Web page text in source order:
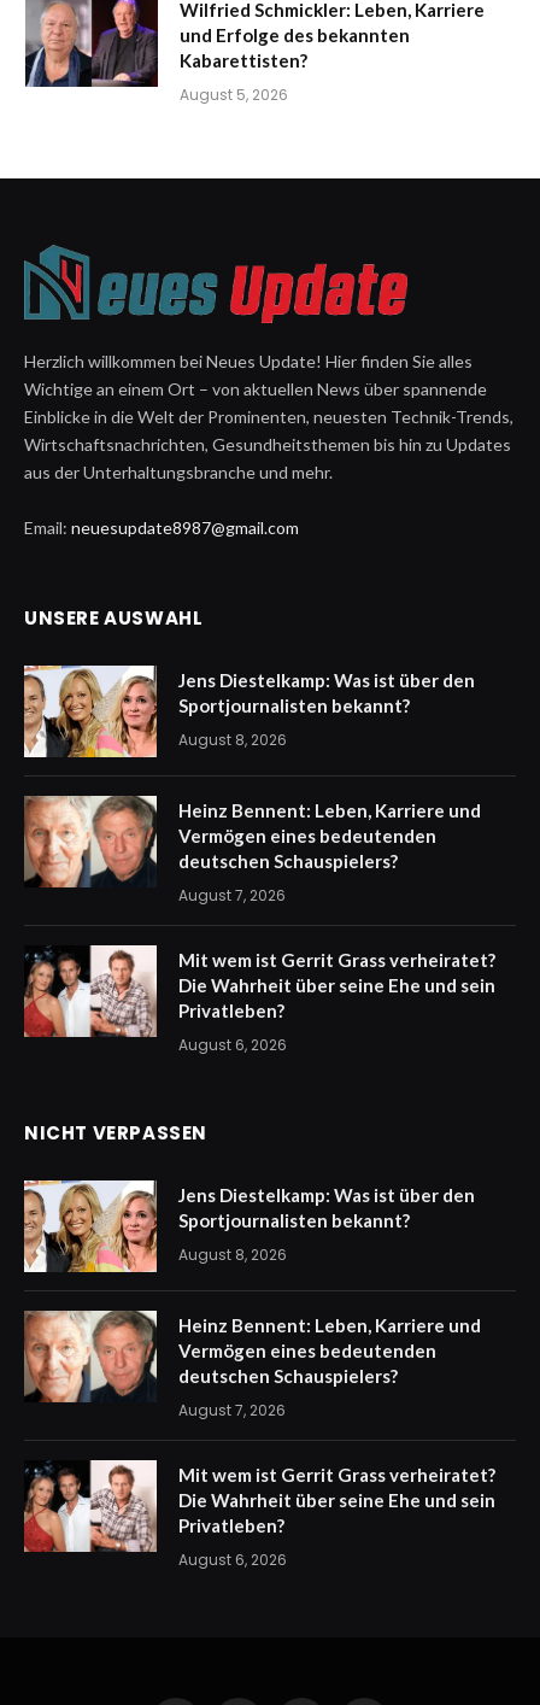
Wilfried Schmickler: Leben, Karriere
und Erfolge des bekannten
Kabarettisten?
August 5, 2026
Herzlich willkommen bei Neues Update! Hier finden Sie alles
Wichtige an einem Ort – von aktuellen News über spannende
Einblicke in die Welt der Prominenten, neuesten Technik-Trends,
Wirtschaftsnachrichten, Gesundheitsthemen bis hin zu Updates
aus der Unterhaltungsbranche und mehr.
Email: neuesupdate8987@gmail.com
UNSERE AUSWAHL
Jens Diestelkamp: Was ist über den
Sportjournalisten bekannt?
August 8, 2026
Heinz Bennent: Leben, Karriere und
Vermögen eines bedeutenden
deutschen Schauspielers?
August 7, 2026
Mit wem ist Gerrit Grass verheiratet?
Die Wahrheit über seine Ehe und sein
Privatleben?
August 6, 2026
NICHT VERPASSEN
Jens Diestelkamp: Was ist über den
Sportjournalisten bekannt?
August 8, 2026
Heinz Bennent: Leben, Karriere und
Vermögen eines bedeutenden
deutschen Schauspielers?
August 7, 2026
Mit wem ist Gerrit Grass verheiratet?
Die Wahrheit über seine Ehe und sein
Privatleben?
August 6, 2026